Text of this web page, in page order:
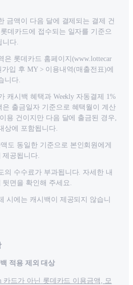
금액이 다음 달에 결제되는 결제 건
데카드에 접수되는 일자를 기준으
니다.
은 롯데카드 홈페이지(www.lottecar
입 후 MY > 이용내역(매출전표)에
니다.
캐시백 혜택과 Weekly 자동결제 1%
은 출금일자 기준으로 혜택월이 계산
용 건이지만 다음 달에 출금된 경우,
상에 포함됩니다.
도 동일한 기준으로 본인회원에게
제공됩니다.
의 수수료가 부과됩니다. 자세한 내
뒷면을 확인해 주세요.
시에는 캐시백이 제공되지 않습니
적용 제외 대상
카드가 아닌 롯데카드 이용금액, 모